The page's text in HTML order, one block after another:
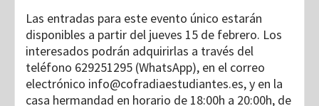
Las entradas para este evento único estarán
disponibles a partir del jueves 15 de febrero. Los
interesados podrán adquirirlas a través del
teléfono 629251295 (WhatsApp), en el correo
electrónico info@cofradiaestudiantes.es, y en la
casa hermandad en horario de 18:00h a 20:00h, de